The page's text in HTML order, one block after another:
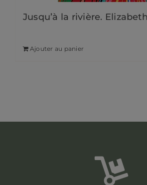
Jusqu’à la rivière.
Ajouter au panier